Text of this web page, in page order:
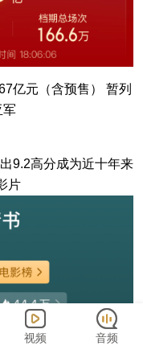
亿元（含预售） 暂列
军
9.2高分成为近十年来
片
视频 音频